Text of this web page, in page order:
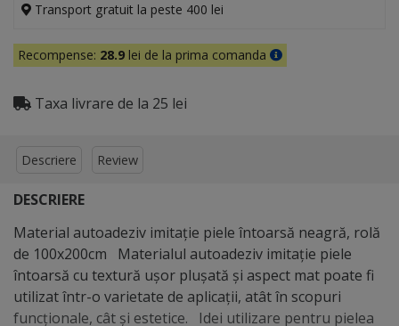
Transport gratuit la peste 400 lei
Recompense: 28.9 lei de la prima comanda
Taxa livrare de la 25 lei
Descriere Review
DESCRIERE
Material autoadeziv imitaţie piele întoarsă neagră, rolă
de 100x200cm Materialul autoadeziv imitație piele
întoarsă cu textură ușor pluşată și aspect mat poate fi
utilizat într-o varietate de aplicații, atât în scopuri
funcționale, cât și estetice. Idei utilizare pentru pielea